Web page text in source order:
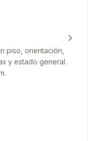
piso, orientación,
y estado general.